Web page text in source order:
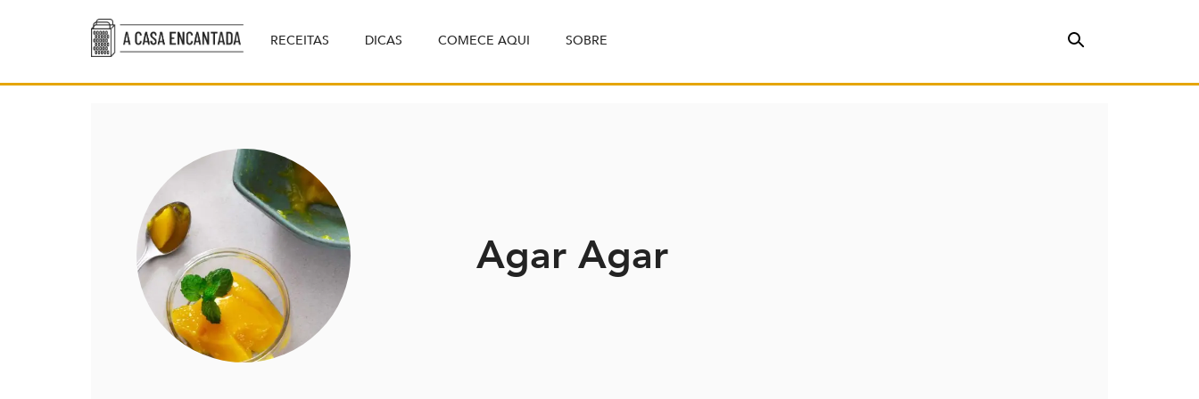
RECEITAS DICAS COMECE AQUI SOBRE
Agar Agar